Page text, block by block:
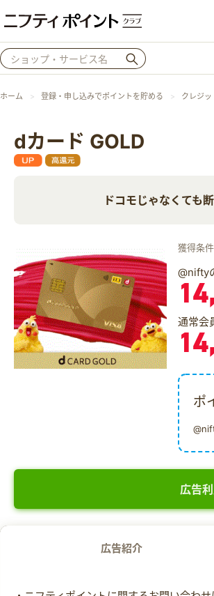
ホーム 登録・申し込みでポイントを貯める クレジッ
dカード GOLD
ドコモじゃなくても
獲得条
@nifty
通常会
ポ
広告
広告紹介